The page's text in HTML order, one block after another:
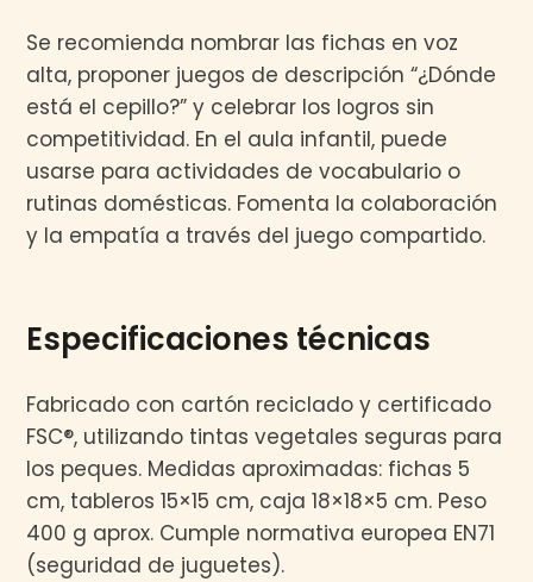
Se recomienda nombrar las fichas en voz
alta, proponer juegos de descripción “¿Dónde
está el cepillo?” y celebrar los logros sin
competitividad. En el aula infantil, puede
usarse para actividades de vocabulario o
rutinas domésticas. Fomenta la colaboración
y la empatía a través del juego compartido.
Especificaciones técnicas
Fabricado con cartón reciclado y certificado
FSC®, utilizando tintas vegetales seguras para
los peques. Medidas aproximadas: fichas 5
cm, tableros 15×15 cm, caja 18×18×5 cm. Peso
400 g aprox. Cumple normativa europea EN71
(seguridad de juguetes).